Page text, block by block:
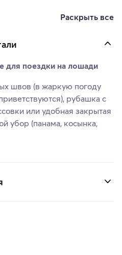
Раскрыть все
для поездки на лошади
швов (в жаркую погоду
рубашка с
или удобная закрытая
убор (панама, косынка,